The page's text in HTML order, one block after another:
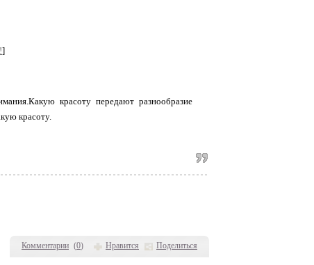
Комментарии (0) Нравится Поделиться
]
красоту передают разнообразие
красоту.